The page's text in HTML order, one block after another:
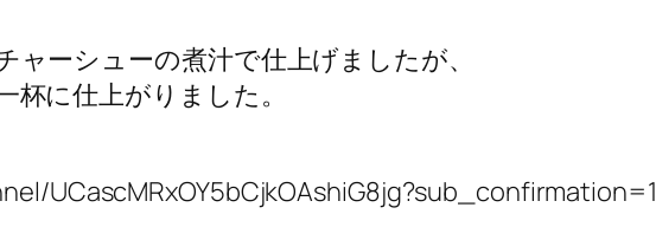
ーシューの煮汁で仕上げましたが、
に仕上がりました。
UCascMRxOY5bCjkOAshiG8jg?sub_confirmation=1